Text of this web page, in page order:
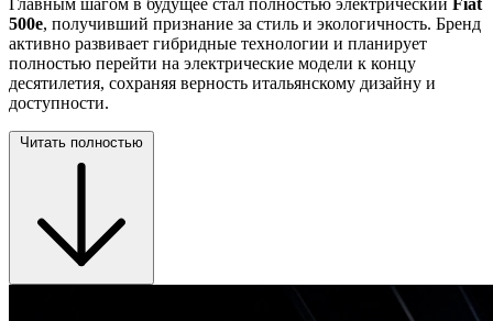
500e, получивший признание за стиль и экологичность. Бренд
активно развивает гибридные технологии и планирует
полностью перейти на электрические модели к концу
десятилетия, сохраняя верность итальянскому дизайну и
доступности.
Читать полностью